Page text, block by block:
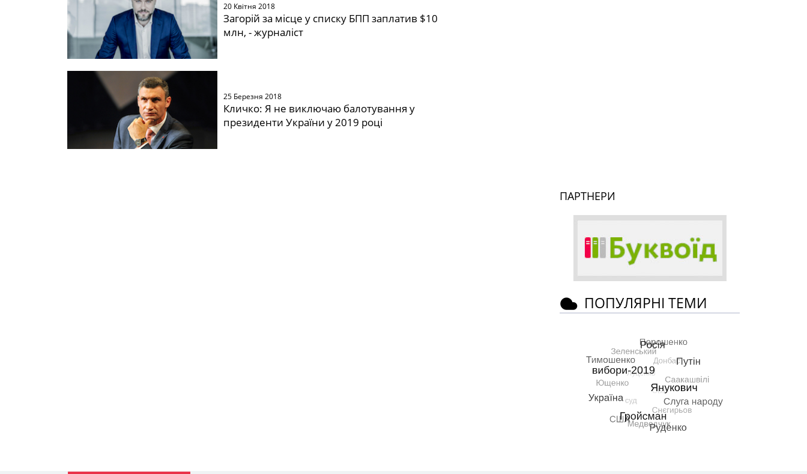
20 Квітня 2018
Загорій за місце у списку БПП заплатив $10
млн, - журналіст
25 Березня 2018
Кличко: Я не виключаю балотування у
президенти України у 2019 році
ПАРТНЕРИ
ПОПУЛЯРНІ ТЕМИ